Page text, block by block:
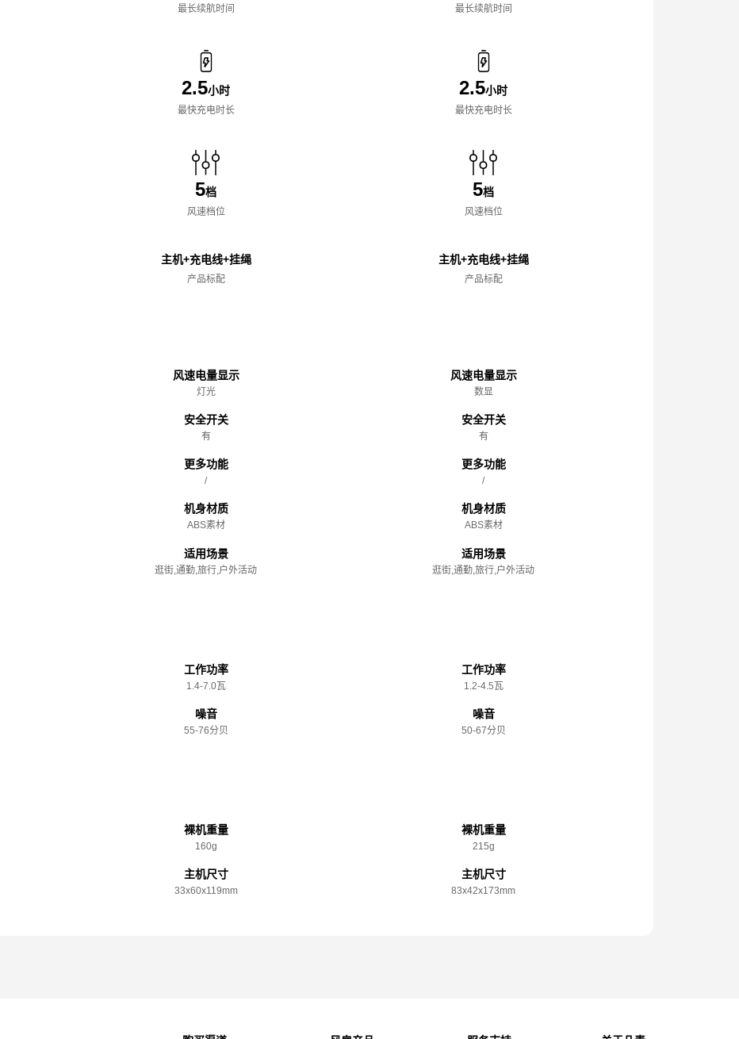
最长续航时间
2.5小时
最快充电时长
5档
风速档位
主机+充电线+挂绳
产品标配
风速电量显示
灯光
安全开关
有
更多功能
/
机身材质
ABS素材
适用场景
逛街,通勤,旅行,户外活动
工作功率
1.4-7.0瓦
噪音
55-76分贝
裸机重量
160g
主机尺寸
33x️60x️119mm
最长续航时间
2.5小时
最快充电时长
5档
风速档位
主机+充电线+挂绳
产品标配
风速电量显示
数显
安全开关
有
更多功能
/
机身材质
ABS素材
适用场景
逛街,通勤,旅行,户外活动
工作功率
1.2-4.5瓦
噪音
50-67分贝
裸机重量
215g
主机尺寸
83x️42x️173mm